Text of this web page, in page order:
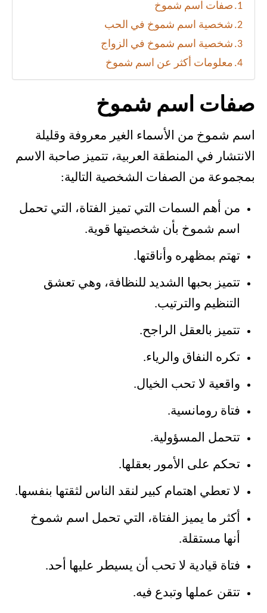
صفات اسم شموخ
شخصية اسم شموخ في الحب
شخصية اسم شموخ في الزواج
معلومات أكثر عن اسم شموخ
صفات اسم شموخ
اسم شموخ من الأسماء الغير معروفة وقليلة
الانتشار في المنطقة العربية، تتميز صاحبة الاسم
بمجموعة من الصفات الشخصية التالية:
من أهم السمات التي تميز الفتاة، التي تحمل
اسم شموخ بأن شخصيتها قوية.
تهتم بمظهره وأناقتها.
تتميز بحبها الشديد للنظافة، وهي تعشق
التنظيم والترتيب.
تتميز بالعقل الراجح.
تكره النفاق والرياء.
واقعية لا تحب الخيال.
فتاة رومانسية.
تتحمل المسؤولية.
تحكم على الأمور بعقلها.
لا تعطي اهتمام كبير لنقد الناس لثقتها بنفسها.
أكثر ما يميز الفتاة، التي تحمل اسم شموخ
أنها مستقلة.
فتاة قيادية لا تحب أن يسيطر عليها أحد.
تتقن عملها وتبدع فيه.